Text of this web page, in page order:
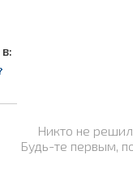
Никто не
Будь-те первым,